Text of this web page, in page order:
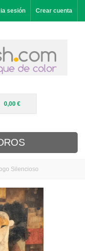
sesión Crear cuenta
0,00 €
Silencioso